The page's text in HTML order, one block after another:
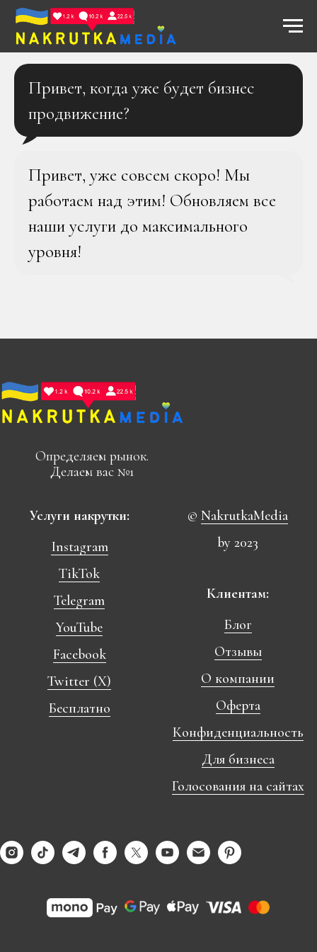
Привет, когда уже будет бизнес
продвижение?
Привет, уже совсем скоро! Мы
работаем над этим! Обновляем все
наши услуги до максимального
уровня!
Определяем рынок.
Делаем вас №1
Услуги накрутки:
Instagram
TikTok
Telegram
YouTube
Facebook
Twitter (X)
Бесплатно
© NakrutkaMedia
by 2023
Клиентам:
Блог
Отзывы
О компании
Оферта
Конфиденциальность
Для бизнеса
Голосования на сайтах